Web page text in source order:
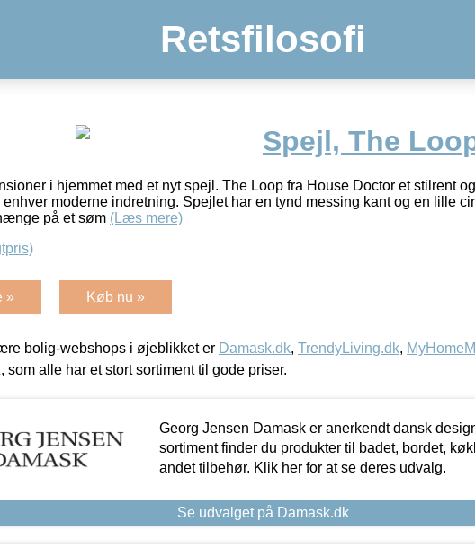
Retsfilosofi
Spejl, The
i hjemmet med et nyt spejl. The Loop fra House Doctor et stilrent
enhver moderne indretning. Spejlet har en tynd messing kant og en lille
på et søm (Læs mere)
» Køb nu »
bolig-webshops i øjeblikket er Damask.dk, TrendyLiving.dk,
, som alle har et stort sortiment til gode priser.
Georg Jensen Damask er anerkendt dansk
sortiment finder du produkter til badet, bordet,
andet tilbehør. Klik her for at se deres udvalg.
Se udvalget på Damask.dk